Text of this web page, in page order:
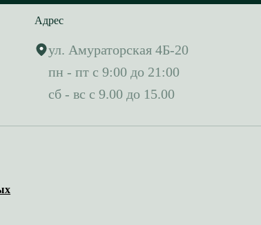
Адрес
ул. Амураторская 4Б-20
пн - пт с 9:00 до 21:00
сб - вс с 9.00 до 15.00